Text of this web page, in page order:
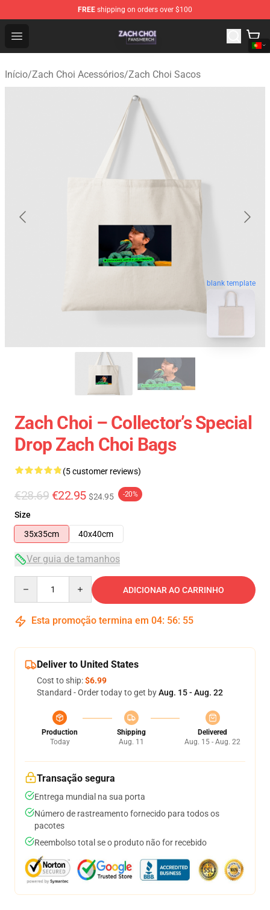
FREE shipping on orders over $100
Open menu
Zach Choi Shop - Official Zach Choi Merchandise Store
Início/Zach Choi Acessórios/Zach Choi Sacos
blank template
Zach Choi – Collector’s Special
Drop Zach Choi Bags
(5 customer reviews)
€28.69 €22.95 $24.95 -20%
Size
35x35cm
40x40cm
Ver guia de tamanhos
ADICIONAR AO CARRINHO
Esta promoção termina em 04: 56: 54
Deliver to United States
Cost to ship:$6.99
Standard - Order today to get byAug. 15 - Aug. 22
Production
Today
Shipping
Aug. 11
Delivered
Aug. 15 - Aug. 22
Transação segura
Entrega mundial na sua porta
Número de rastreamento fornecido para todos os
pacotes
Reembolso total se o produto não for recebido